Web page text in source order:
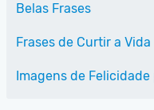
Belas Frases
Frases de Curtir a Vida
Imagens de